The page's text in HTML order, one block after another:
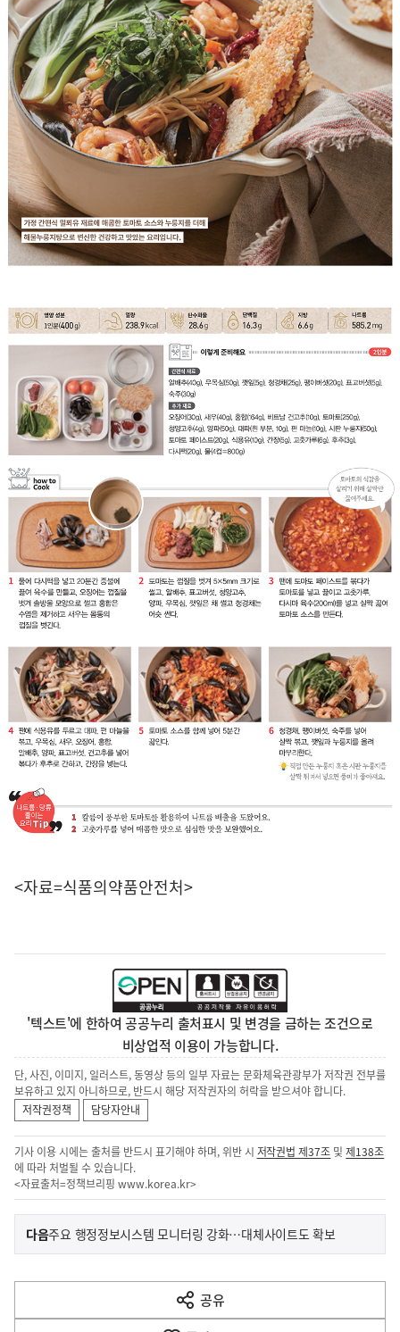
<자료=식품의약품안전처>
'텍스트'에 한하여 공공누리 출처표시 및 변경을 금하는 조건으로
비상업적 이용이 가능합니다.
단, 사진, 이미지, 일러스트, 동영상 등의 일부 자료는 문화체육관광부가 저작권 전부를
보유하고 있지 아니하므로, 반드시 해당 저작권자의 허락을 받으셔야 합니다.
저작권정책
담당자안내
기사 이용 시에는 출처를 반드시 표기해야 하며, 위반 시 저작권법 제37조 및제138조
에 따라 처벌될 수 있습니다.
<자료출처=정책브리핑 www.korea.kr>
이
전
다
음
다음기
주요 행정정보시스템 모니터링 강화…대체사이트도 확보
공유
열
기